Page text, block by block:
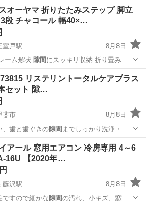
オーヤマ 折りたたみステップ 脚立
段 チャコール 幅40×…
室戸駅
8月8日
ーム形状 隙間 にスッキリ収納 折り畳みス
その他 ステップ
リステリントータルケアプラス
セット 隙…
斐市
8月8日
、歯と歯ぐきの隙間 までしっかり洗浄・殺
アール 窓用エアコン 冷房専用 4～6
16U 【2020年…
藤沢駅
8月8日
ですので細かな 隙間の汚れ、小キズ、窓枠